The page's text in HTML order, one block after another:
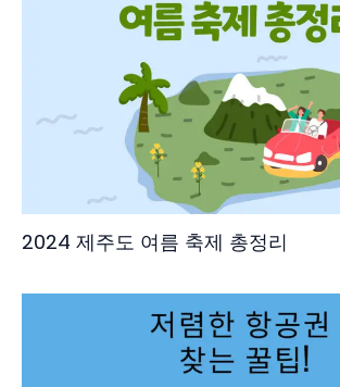
2024 제주도 여름 축제 총정리